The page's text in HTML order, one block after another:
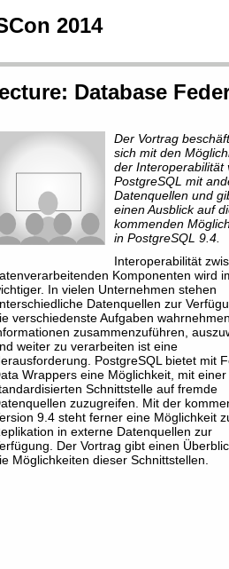
2014
Database
Der Vortrag
sich mit den
der Interoperabilität
PostgreSQL mit
Datenquellen und
einen Ausblick auf
kommenden
in PostgreSQL 9.4.
Interoperabilität
Komponenten wird
In vielen Unternehmen stehen
Datenquellen zur
verschiedenste Aufgaben
zusammenzuführen,
weiter zu verarbeiten ist eine
PostgreSQL bietet mit
Wrappers eine Möglichkeit, mit einer
Schnittstelle auf fremde
zuzugreifen. Mit der
9.4 steht ferner eine Möglichkeit
in externe Datenquellen zur
Der Vortrag gibt einen
Möglichkeiten dieser Schnittstellen.